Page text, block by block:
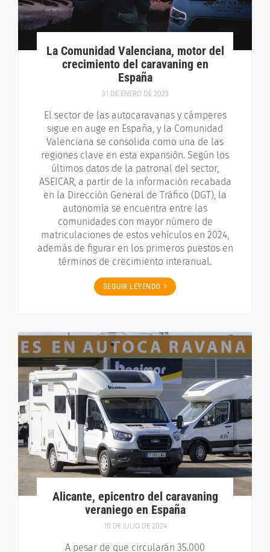
La Comunidad Valenciana, motor del
crecimiento del caravaning en
España
31 DE ENERO DE 2025
El sector de las autocaravanas y cámperes
sigue en auge en España, y la Comunidad
Valenciana se consolida como una de las
regiones clave en esta expansión. Según los
últimos datos de la patronal del sector,
ASEICAR, a partir de la información recabada
en la Dirección General de Tráfico (DGT), la
autonomía se encuentra entre las
comunidades con mayor número de
matriculaciones de estos vehículos en 2024,
además de figurar en los primeros puestos en
términos de crecimiento interanual.
SEGUIR LEYENDO
Alicante, epicentro del caravaning
veraniego en España
10 DE JULIO DE 2024
A pesar de que circularán 35.000